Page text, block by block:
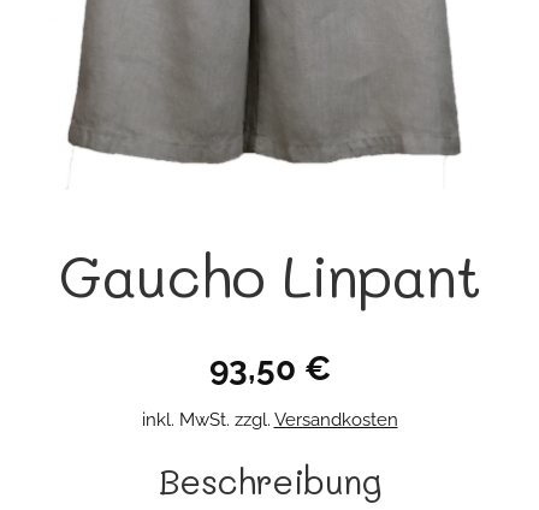
Gaucho Linpant
93,50 €
inkl. MwSt. zzgl. Versandkosten
Beschreibung